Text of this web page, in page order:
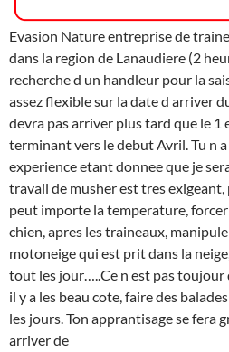
Evasion Nature entreprise de
dans la region de Lanaudiere (2
recherche d un handleur pour la
assez flexible sur la date d arriver
devra pas arriver plus tard que le 1
terminant vers le debut Avril. Tu n
experience etant donnee que je
travail de musher est tres
peut importe la temperature,
chien, apres les traineaux,
motoneige qui est prit dans la
tout les jour…..Ce n est pas
il y a les beau cote, faire des
les jours. Ton apprantisage se fera
arriver de